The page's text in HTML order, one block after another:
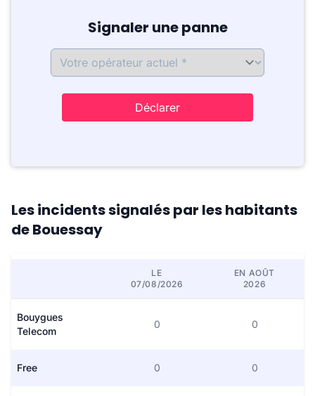
Signaler une panne
Déclarer
Les incidents signalés par les habitants
de Bouessay
LE
07/08/2026
EN AOÛT
2026
Bouygues
Telecom
0 0
Free 0 0